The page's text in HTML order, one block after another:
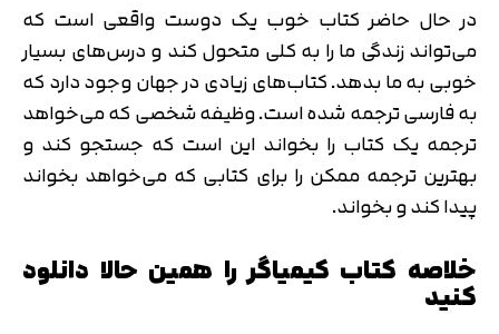
در حال حاضر کتاب خوب یک دوست واقعی است که
می‌تواند زندگی ما را به کلی متحول کند و درس‌های بسیار
خوبی به ما بدهد. کتاب‌های زیادی در جهان وجود دارد که
به فارسی ترجمه شده است. وظیفه شخصی که می‌خواهد
ترجمه یک کتاب را بخواند این است که جستجو کند و
بهترین ترجمه ممکن را برای کتابی که می‌خواهد بخواند
پیدا کند و بخواند.
خلاصه کتاب کیمیاگر را همین حالا دانلود
کنید